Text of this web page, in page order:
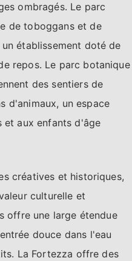
ombragés. Le parc
de toboggans et de
établissement doté de
repos. Le parc botanique
des sentiers de
d'animaux, un espace
aux enfants d'âge
créatives et historiques,
culturelle et
offre une large étendue
douce dans l'eau
La Fortezza offre des